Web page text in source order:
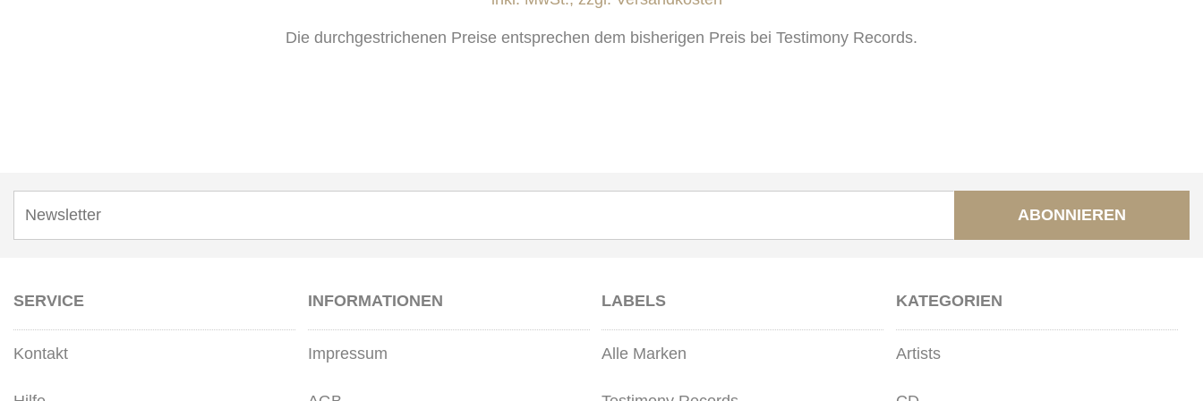
Die durchgestrichenen Preise entsprechen dem bisherigen Preis bei Testimony Records.
ABONNIEREN
SERVICE
Kontakt
INFORMATIONEN
Impressum
LABELS
Alle Marken
KATEGORIEN
Artists